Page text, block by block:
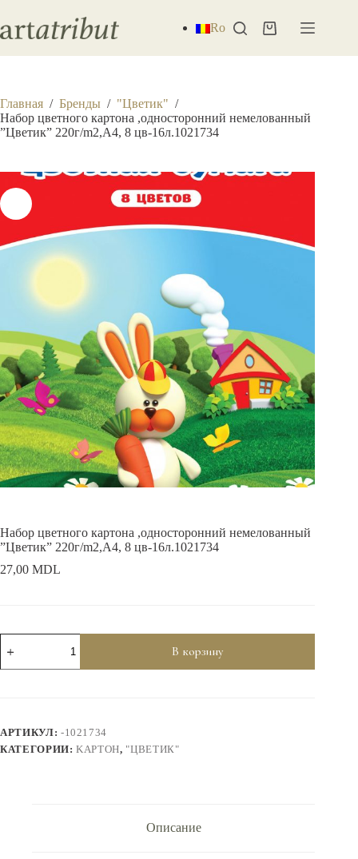
сути
Ro Корзина
Главная / Бренды / "Цветик" /
Набор цветного картона ,односторонний немелованный
”Цветик” 220г/m2,A4, 8 цв-16л.1021734
Набор цветного картона ,односторонний немелованный
”Цветик” 220г/m2,A4, 8 цв-16л.1021734
27,00 MDL
Количество
товара
Набор
''Цветик''
220г/m2,A4,
В корзину
АРТИКУЛ: -1021734
КАТЕГОРИИ:KАРТОН, "ЦВЕТИК"
Описание